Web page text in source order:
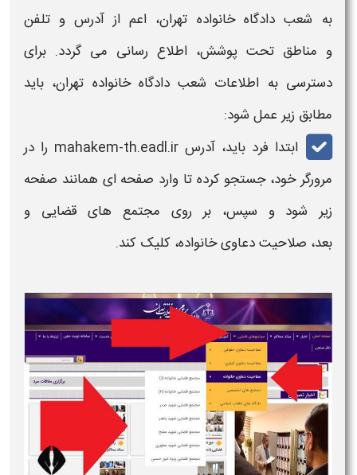
به شعب دادگاه خانواده تهران، اعم از آدرس و تلفن
و مناطق تحت پوشش، اطلاع رسانی می گردد. برای
دسترسی به اطلاعات شعب دادگاه خانواده تهران، باید
مطابق زیر عمل شود:
ابتدا فرد باید، آدرس mahakem-th.eadl.ir را در
مرورگر خود، جستجو کرده تا وارد صفحه ای همانند صفحه
زیر شود و سپس، بر روی مجتمع های قضایی و
بعد، صلاحیت دعاویخانواده، کلیک کند.